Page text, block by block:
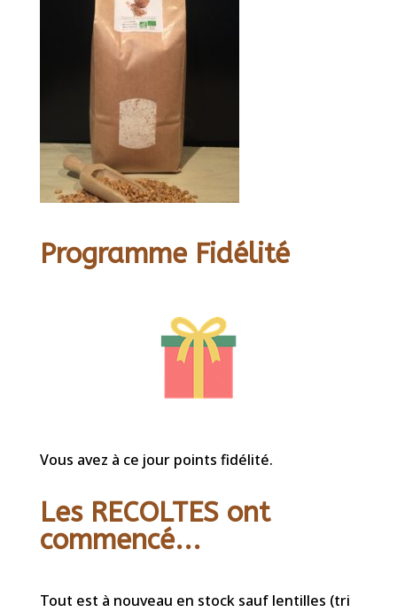
Programme Fidélité
Vous avez à ce jour points fidélité.
Les RECOLTES ont
commencé...
Tout est à nouveau en stock sauf lentilles (tri